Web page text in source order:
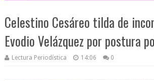
Celestino Cesáreo tilda de
Evodio Velázquez por postura
Lectura Periodística 14:06 0